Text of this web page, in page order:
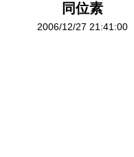
同位素
2006/12/27 21:41:00